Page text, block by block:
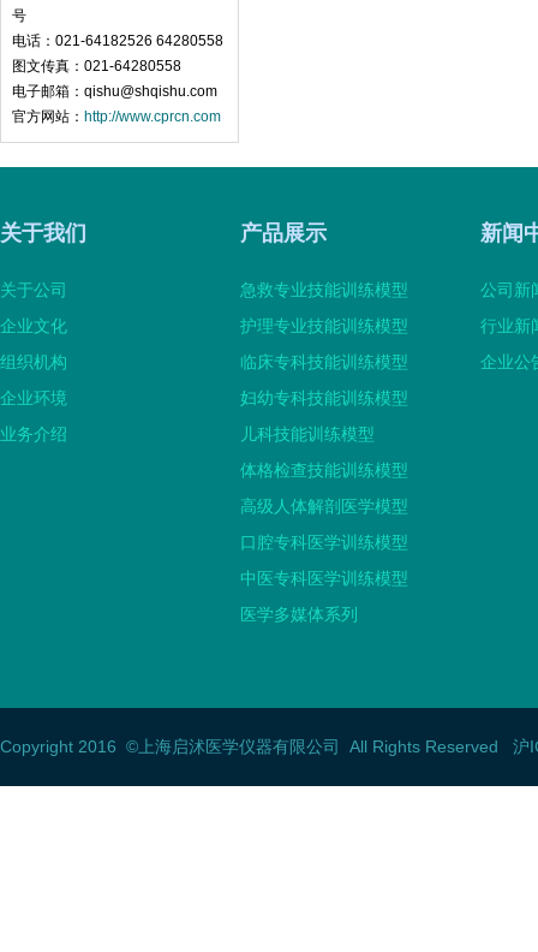
号
电话：021-64182526 64280558
图文传真：021-64280558
电子邮箱：qishu@shqishu.com
官方网站： http://www.cprcn.com
关于我们
关于公司
企业文化
组织机构
企业环境
业务介绍
产品展示
急救专业技能训练模型
护理专业技能训练模型
临床专科技能训练模型
妇幼专科技能训练模型
儿科技能训练模型
体格检查技能训练模型
高级人体解剖医学模型
口腔专科医学训练模型
中医专科医学训练模型
医学多媒体系列
新闻
公司新
行业新
企业公
Copyright 2016 ©上海启沭医学仪器有限公司 All Rights Reserved 沪